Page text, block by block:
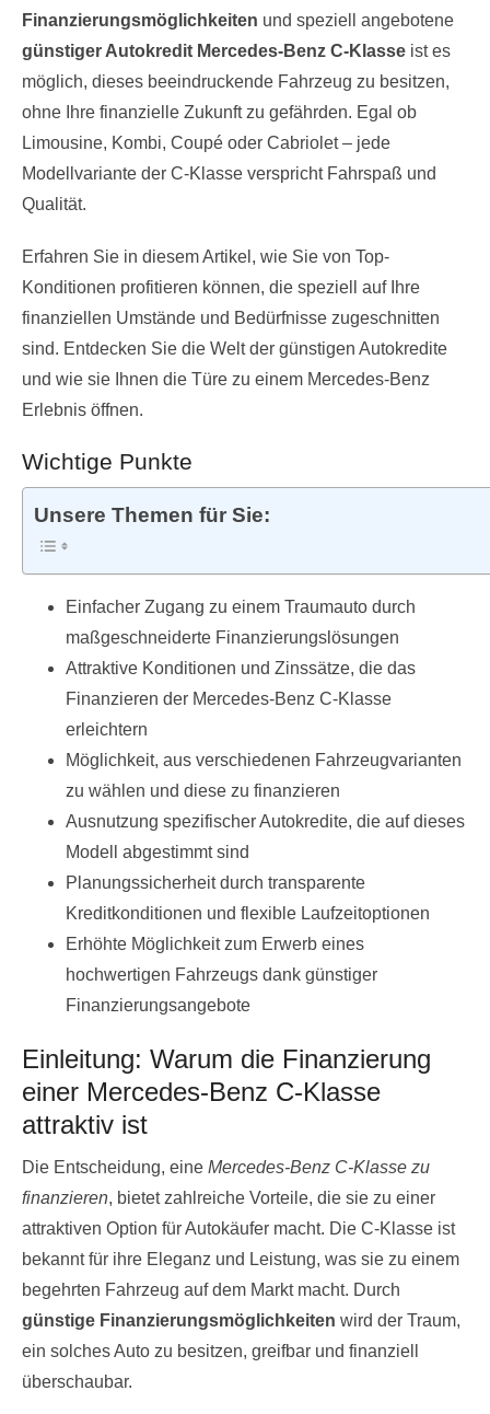
Finanzierungsmöglichkeiten und speziell angebotene
günstiger Autokredit Mercedes-Benz C-Klasse ist es
möglich, dieses beeindruckende Fahrzeug zu besitzen,
ohne Ihre finanzielle Zukunft zu gefährden. Egal ob
Limousine, Kombi, Coupé oder Cabriolet – jede
Modellvariante der C-Klasse verspricht Fahrspaß und
Qualität.
Erfahren Sie in diesem Artikel, wie Sie von Top-
Konditionen profitieren können, die speziell auf Ihre
finanziellen Umstände und Bedürfnisse zugeschnitten
sind. Entdecken Sie die Welt der günstigen Autokredite
und wie sie Ihnen die Türe zu einem Mercedes-Benz
Erlebnis öffnen.
Wichtige Punkte
Unsere Themen für Sie:
Einfacher Zugang zu einem Traumauto durch
maßgeschneiderte Finanzierungslösungen
Attraktive Konditionen und Zinssätze, die das
Finanzieren der Mercedes-Benz C-Klasse
erleichtern
Möglichkeit, aus verschiedenen Fahrzeugvarianten
zu wählen und diese zu finanzieren
Ausnutzung spezifischer Autokredite, die auf dieses
Modell abgestimmt sind
Planungssicherheit durch transparente
Kreditkonditionen und flexible Laufzeitoptionen
Erhöhte Möglichkeit zum Erwerb eines
hochwertigen Fahrzeugs dank günstiger
Finanzierungsangebote
Einleitung: Warum die Finanzierung
einer Mercedes-Benz C-Klasse
attraktiv ist
Die Entscheidung, eine Mercedes-Benz C-Klasse zu
finanzieren, bietet zahlreiche Vorteile, die sie zu einer
attraktiven Option für Autokäufer macht. Die C-Klasse ist
bekannt für ihre Eleganz und Leistung, was sie zu einem
begehrten Fahrzeug auf dem Markt macht. Durch
günstige Finanzierungsmöglichkeiten wird der Traum,
ein solches Auto zu besitzen, greifbar und finanziell
überschaubar.